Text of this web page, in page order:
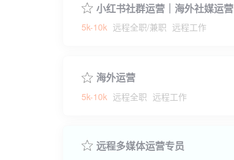
小红书社群运营｜海外社媒运营
5k-10k 远程全职/兼职 远程工作
海外运营
5k-10k 远程全职 远程工作
远程多媒体运营专员